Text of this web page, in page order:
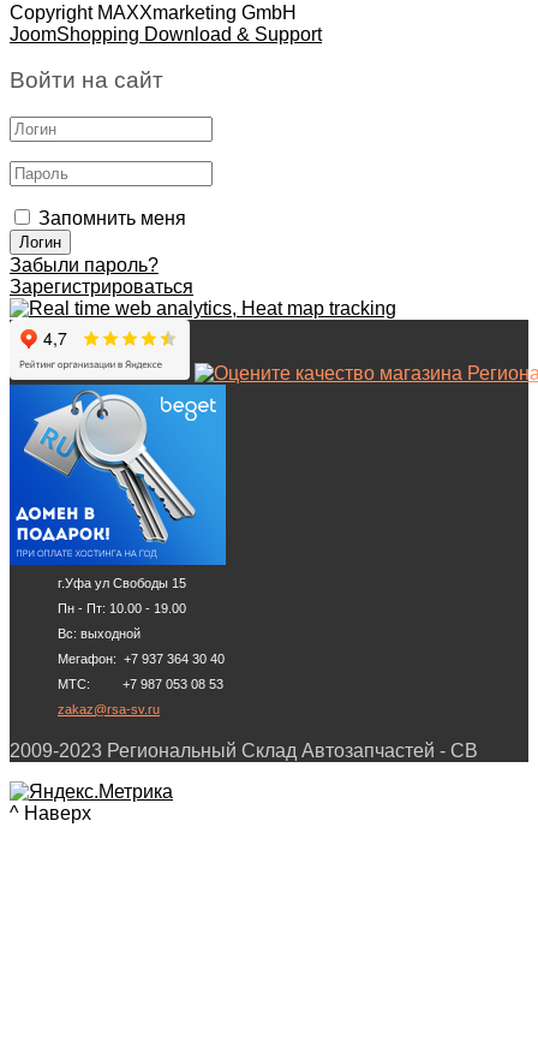
Copyright MAXXmarketing GmbH
JoomShopping Download & Support
Войти на сайт
Запомнить меня
Забыли пароль?
Зарегистрироваться
г.Уфа ул Свободы 15
Пн - Пт: 10.00 - 19.00
Вс: выходной
Мегафон: +7 937 364 30 40
МТС: +7 987 053 08 53
zakaz@rsa-sv.ru
2009-2023 Региональный Склад Автозапчастей - СВ
^ Наверх